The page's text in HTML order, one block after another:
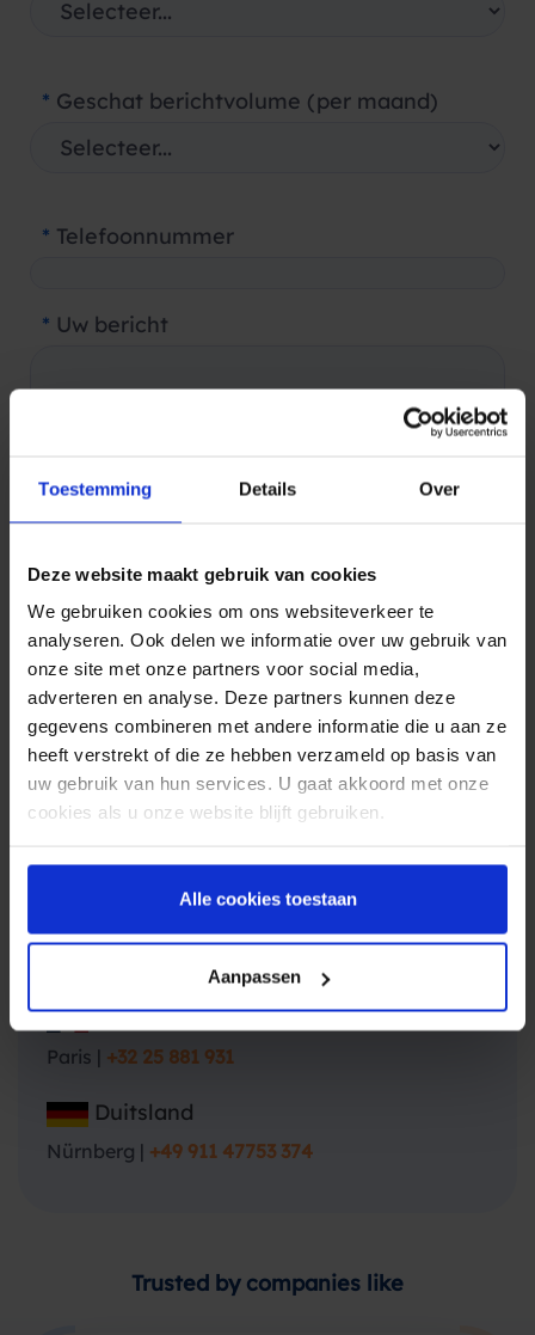
Toestemming Details Over
Deze website maakt gebruik van cookies
We gebruiken cookies om ons websiteverkeer te
analyseren. Ook delen we informatie over uw gebruik van
onze site met onze partners voor social media,
adverteren en analyse. Deze partners kunnen deze
gegevens combineren met andere informatie die u aan ze
heeft verstrekt of die ze hebben verzameld op basis van
uw gebruik van hun services. U gaat akkoord met onze
cookies als u onze website blijft gebruiken.
Alle cookies toestaan
Aanpassen
* Geschat berichtvolume (per maand)
* Telefoonnummer
* Uw bericht
Wilt u case studies, best practices en ander
moment afmelden.
Verzenden
Onze kantoren
Nederland
Amsterdam |+3120 7703 005
Frankrijk
Paris | +32 25 881 931
Duitsland
Nürnberg | +49 911 47753 374
Trusted by companies like